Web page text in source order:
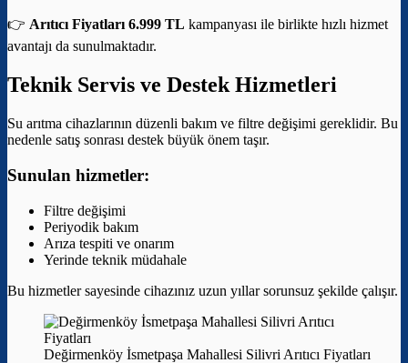
👉 Arıtıcı Fiyatları 6.999 TL kampanyası ile birlikte hızlı hizmet
avantajı da sunulmaktadır.
Teknik Servis ve Destek Hizmetleri
Su arıtma cihazlarının düzenli bakım ve filtre değişimi gereklidir. Bu
nedenle satış sonrası destek büyük önem taşır.
Sunulan hizmetler:
Filtre değişimi
Periyodik bakım
Arıza tespiti ve onarım
Yerinde teknik müdahale
Bu hizmetler sayesinde cihazınız uzun yıllar sorunsuz şekilde çalışır.
Değirmenköy İsmetpaşa Mahallesi Silivri Arıtıcı Fiyatları